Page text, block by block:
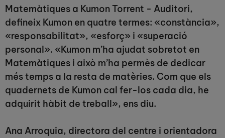
Matemàtiques a Kumon Torrent - Auditori,
defineix Kumon en quatre termes: «constància»,
«responsabilitat», «esforç» i «superació
personal». «Kumon m’ha ajudat sobretot en
Matemàtiques i això m’ha permès de dedicar
més temps a la resta de matèries. Com que els
quadernets de Kumon cal fer-los cada dia, he
adquirit hàbit de treball», ens diu.
Ana Arroquia, directora del centre i orientadora